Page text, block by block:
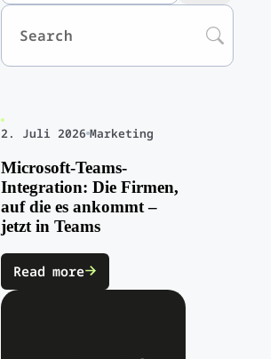
2. Juli 2026 Marketing
Microsoft-Teams-
Integration: Die Firmen,
auf die es ankommt –
jetzt in Teams
Read more